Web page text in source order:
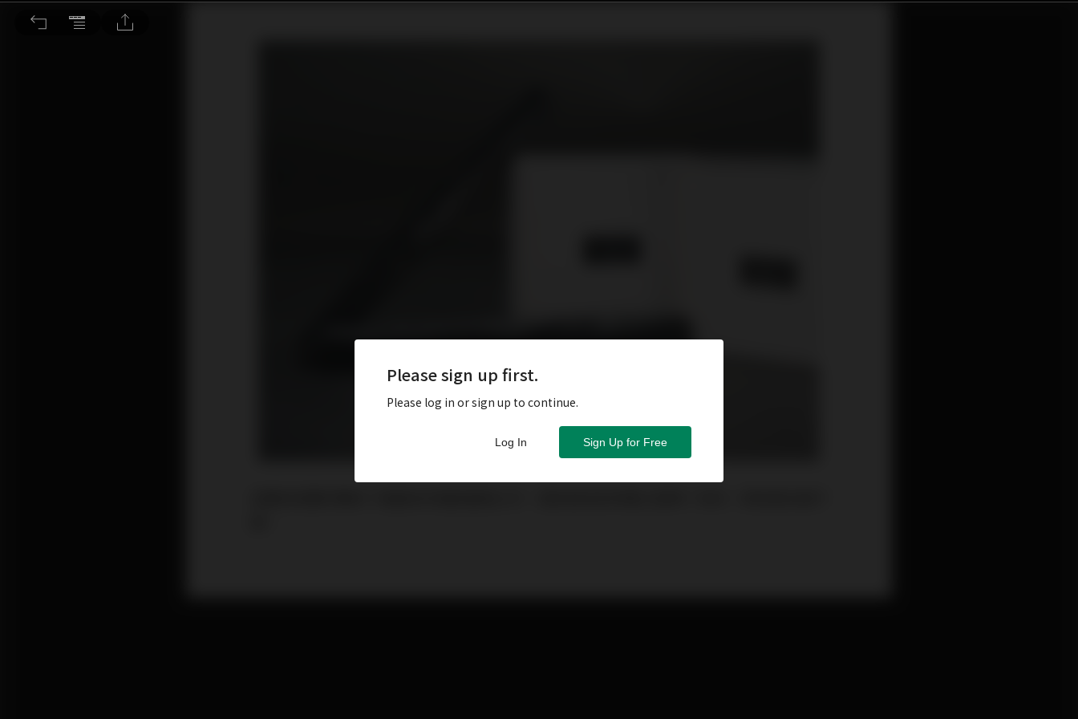
純淨無染的音樂大平台 Shizuka CNC 20-200
Please sign up first.
Please log in or sign up to continue.
Sign Up for Free
Log In